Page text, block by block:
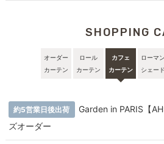
SHOPPING
オーダー
カーテン
ロール
カーテン
カフェ
カーテン
ローマン
シェード
約5営業日後出荷
Garden in PARIS【
ズオーダー